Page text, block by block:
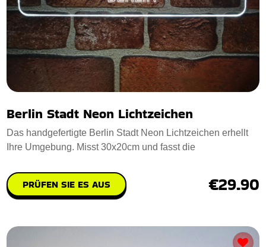
Berlin Stadt Neon Lichtzeichen
Das handgefertigte Berlin Stadt Neon Lichtzeichen erhellt
Ihre Umgebung. Misst 30x20cm und fasst die
PRÜFEN SIE ES AUS €29.90